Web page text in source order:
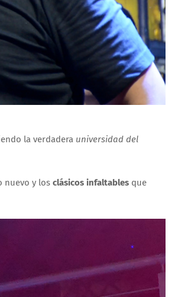
la verdadera universidad del
nuevo y los clásicos infaltables que